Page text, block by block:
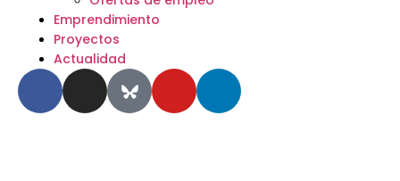
Emprendimiento
Proyectos
Actualidad